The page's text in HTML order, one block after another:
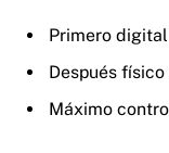
Primero
Después físico
Máximo